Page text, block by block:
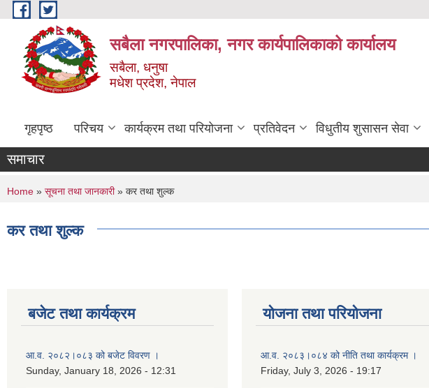
Skip to main content
सबैला नगरपालिका, नगर कार्यपालिकाको कार्यालय
सबैला, धनुषा
मधेश प्रदेश, नेपाल
गृहपृष्ठ परिचय कार्यक्रम तथा परियोजना प्रतिवेदन विधुतीय शुसासन सेवा
समाचार
You are here
Home » सूचना तथा जानकारी» कर तथा शुल्क
कर तथा शुल्क
बजेट तथा कार्यक्रम
आ.व. २०८२।०८३ को बजेट विवरण ।
Sunday, January 18, 2026 - 12:31
योजना तथा परियोजना
आ.व. २०८३।०८४ को नीति तथा कार्यक्रम ।
Friday, July 3, 2026 - 19:17